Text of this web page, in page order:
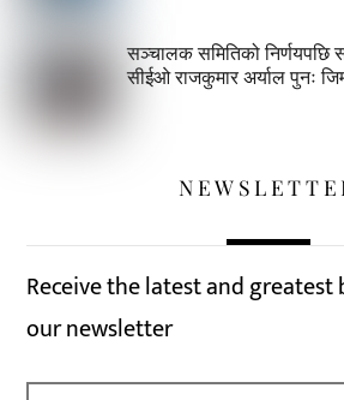
सञ्चालक समितिको
सीईओ राजकुमार अर्याल पुनः
Receive the latest and
our newsletter